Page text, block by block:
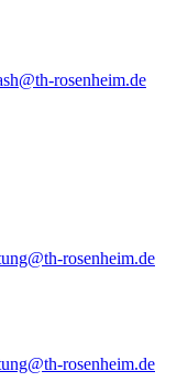
rosenheim.de
rosenheim.de
rosenheim.de